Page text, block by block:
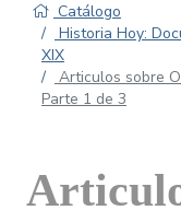
Catálogo
Historia Hoy:
XIX
Articulos sobre
Parte 1 de 3